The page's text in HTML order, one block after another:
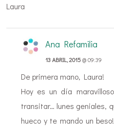
Laura
Ana Refamilia
13 ABRIL, 2015@ 09:39
De primera mano, Laura!
Hoy es un día
transitar… lunes geniales,
hueco y te mando un